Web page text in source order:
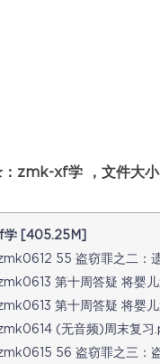
：zmk-xf学 ，文件大
[405.25M]
55 盗窃罪之二：
第十周答疑 将婴
第十周答疑 将婴
(无音频)周末复习
56 盗窃罪之三：